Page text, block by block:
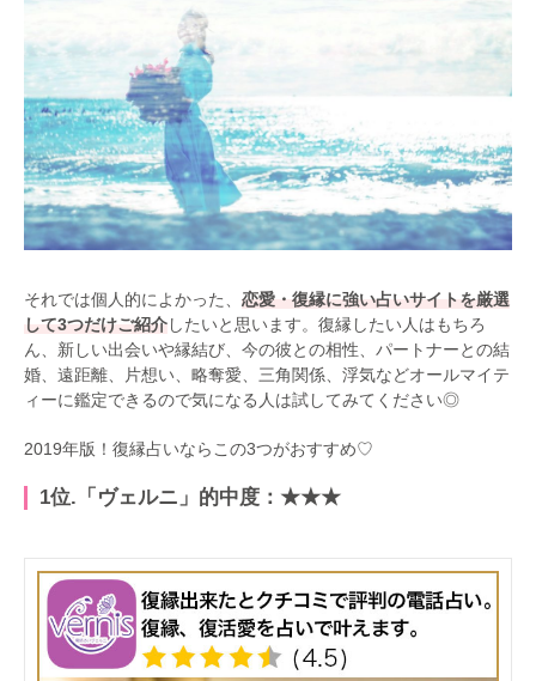
それでは個人的によかった、 恋愛・復縁に強い占いサイトを厳選
して3つだけご紹介したいと思います。復縁したい人はもちろ
ん、新しい出会いや縁結び、今の彼との相性、パートナーとの結
婚、遠距離、片想い、略奪愛、三角関係、浮気などオールマイテ
ィーに鑑定できるので気になる人は試してみてください◎
2019年版！復縁占いならこの3つがおすすめ♡
1位.「ヴェルニ」的中度：★★★